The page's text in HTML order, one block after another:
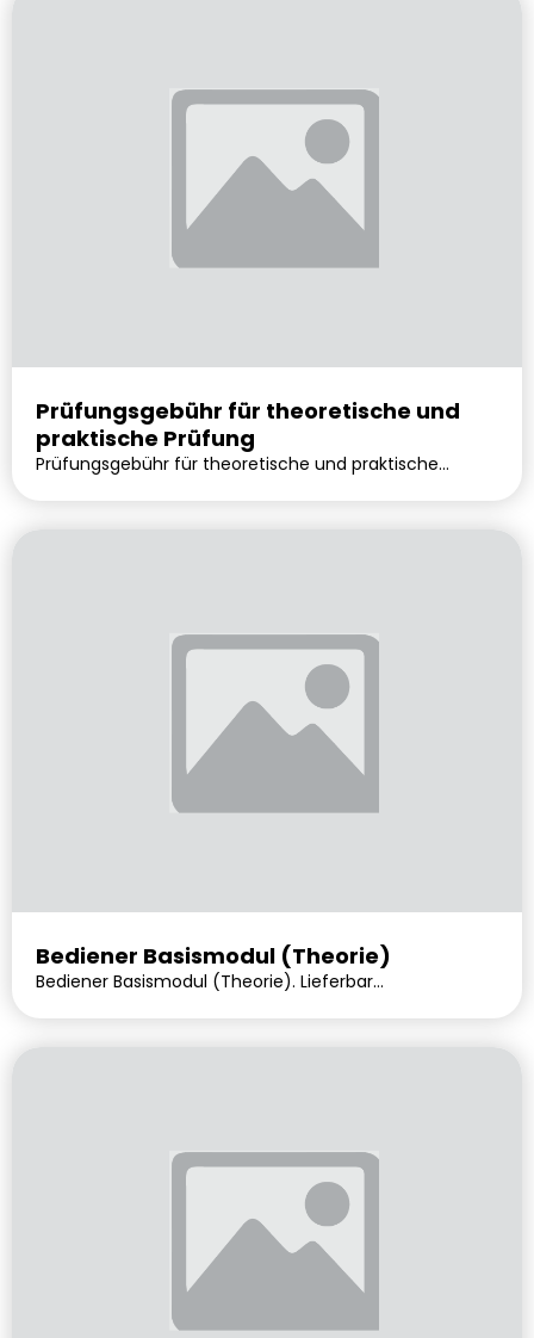
Prüfungsgebühr für theoretische und
praktische Prüfung
Prüfungsgebühr für theoretische und praktische
Bediener Basismodul (Theorie)
Bediener Basismodul (Theorie). Lieferbar